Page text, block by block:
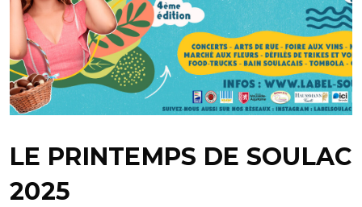
LE PRINTEMPS DE SOULAC
2025